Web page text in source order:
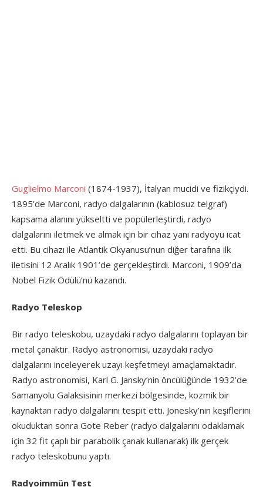
Guglielmo Marconi (1874-1937), İtalyan mucidi ve fizikçiydi.
1895’de Marconi, radyo dalgalarının (kablosuz telgraf)
kapsama alanını yükseltti ve popülerleştirdi, radyo
dalgalarını iletmek ve almak için bir cihaz yani radyoyu icat
etti. Bu cihazı ile Atlantik Okyanusu’nun diğer tarafına ilk
iletisini 12 Aralık 1901’de gerçekleştirdi. Marconi, 1909’da
Nobel Fizik Ödülü’nü kazandı.
Radyo Teleskop
Bir radyo teleskobu, uzaydaki radyo dalgalarını toplayan bir
metal çanaktır. Radyo astronomisi, uzaydaki radyo
dalgalarını inceleyerek uzayı keşfetmeyi amaçlamaktadır.
Radyo astronomisi, Karl G. Jansky’nin öncülüğünde 1932’de
Samanyolu Galaksisinin merkezi bölgesinde, kozmik bir
kaynaktan radyo dalgalarını tespit etti. Jonesky’nin keşiflerini
okuduktan sonra Gote Reber (radyo dalgalarını odaklamak
için 32 fit çaplı bir parabolik çanak kullanarak) ilk gerçek
radyo teleskobunu yaptı.
Radyoimmün Test